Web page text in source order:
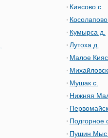
Киясово с.
Кумырса д.
Лутоха д.
Малое
Мушак с.
Нижняя
Подгорное
Пушин Мыс